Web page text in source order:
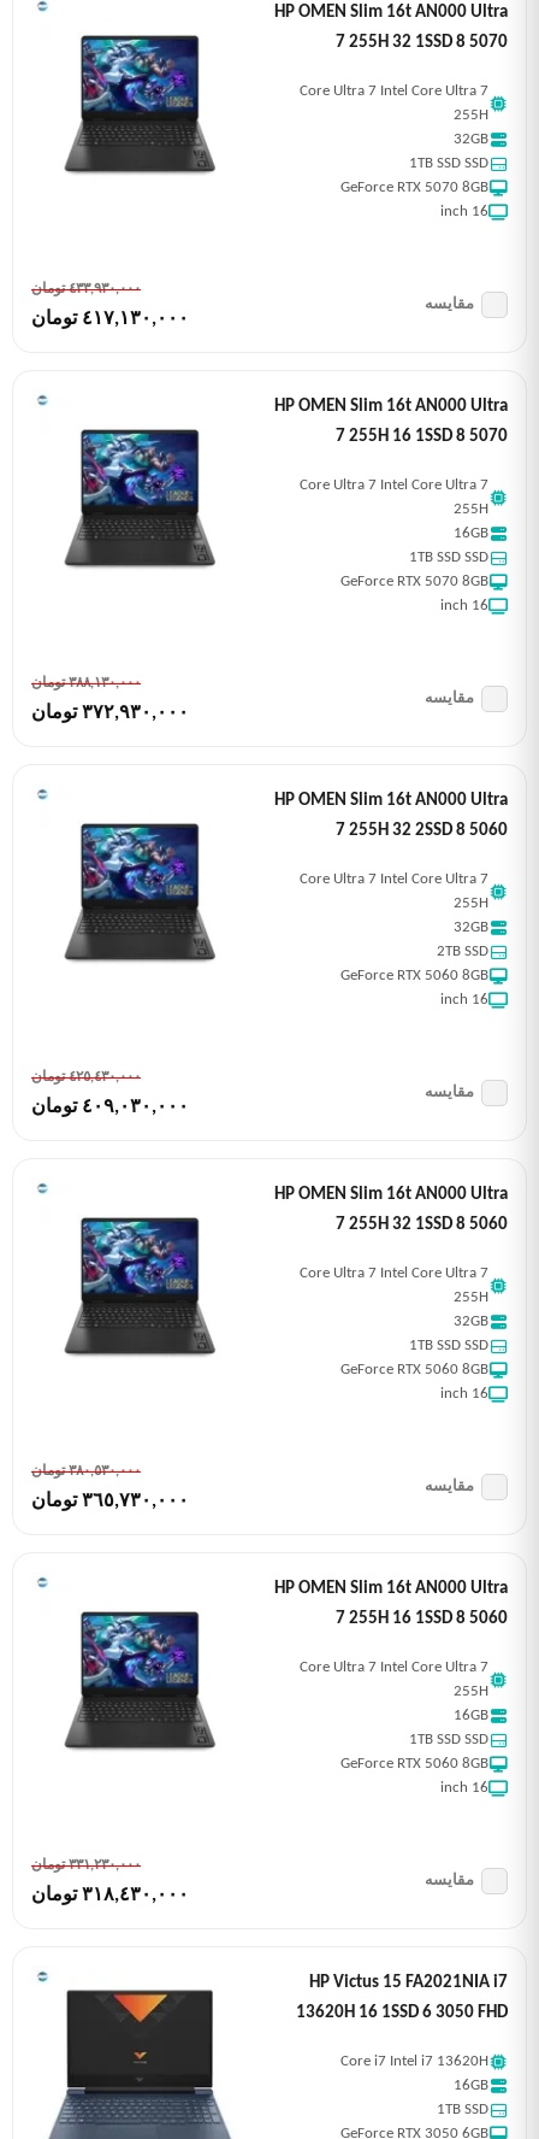
HP OMEN Slim 16t AN000 Ultra
7 255H 32 1SSD 8 5070
Core Ultra 7 Intel Core Ultra 7
255H
32GB
1TB SSD SSD
GeForce RTX 5070 8GB
16 inch
٤٣٣,٩٣٠,٠٠٠ تومان
٤١٧,١٣٠,٠٠٠ تومان
مقایسه
HP OMEN Slim 16t AN000 Ultra
7 255H 16 1SSD 8 5070
Core Ultra 7 Intel Core Ultra 7
255H
16GB
1TB SSD SSD
GeForce RTX 5070 8GB
16 inch
٣٨٨,١٣٠,٠٠٠ تومان
٣٧٢,٩٣٠,٠٠٠ تومان
مقایسه
HP OMEN Slim 16t AN000 Ultra
7 255H 32 2SSD 8 5060
Core Ultra 7 Intel Core Ultra 7
255H
32GB
2TB SSD
GeForce RTX 5060 8GB
16 inch
٤٢٥,٤٣٠,٠٠٠ تومان
٤٠٩,٠٣٠,٠٠٠ تومان
مقایسه
HP OMEN Slim 16t AN000 Ultra
7 255H 32 1SSD 8 5060
Core Ultra 7 Intel Core Ultra 7
255H
32GB
1TB SSD SSD
GeForce RTX 5060 8GB
16 inch
٣٨٠,٥٣٠,٠٠٠ تومان
٣٦٥,٧٣٠,٠٠٠ تومان
مقایسه
HP OMEN Slim 16t AN000 Ultra
7 255H 16 1SSD 8 5060
Core Ultra 7 Intel Core Ultra 7
255H
16GB
1TB SSD SSD
GeForce RTX 5060 8GB
16 inch
٣٣١,٢٣٠,٠٠٠ تومان
٣١٨,٤٣٠,٠٠٠ تومان
مقایسه
HP Victus 15 FA2021NIA i7
13620H 16 1SSD 6 3050 FHD
Core i7 Intel i7 13620H
16GB
1TB SSD
GeForce RTX 3050 6GB